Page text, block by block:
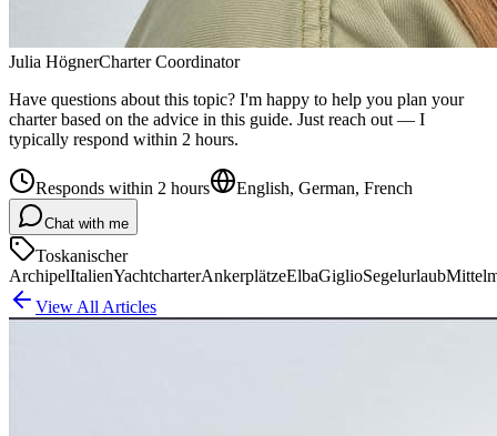
Julia HögnerCharter Coordinator
Have questions about this topic? I'm happy to help you plan your
charter based on the advice in this guide. Just reach out — I
typically respond within 2 hours.
Responds within 2 hours English, German, French
Chat with me
Toskanischer
ArchipelItalienYachtcharterAnkerplätzeElbaGiglioSegelurlaub
View All Articles